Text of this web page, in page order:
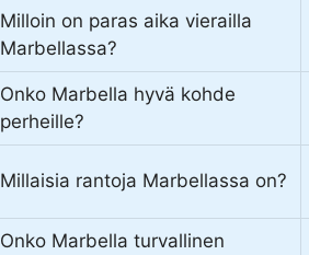
Milloin on paras aika vierailla
Marbellassa?
Onko Marbella hyvä kohde
perheille?
Millaisia rantoja Marbellassa on?
Onko Marbella turvallinen